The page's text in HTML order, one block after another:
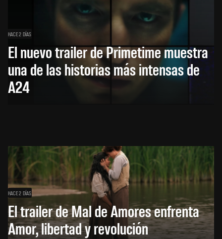
HACE 2 DÍAS
El nuevo trailer de Primetime muestra
una de las historias más intensas de
A24
HACE 2 DÍAS
El trailer de Mal de Amores enfrenta
Amor, libertad y revolución